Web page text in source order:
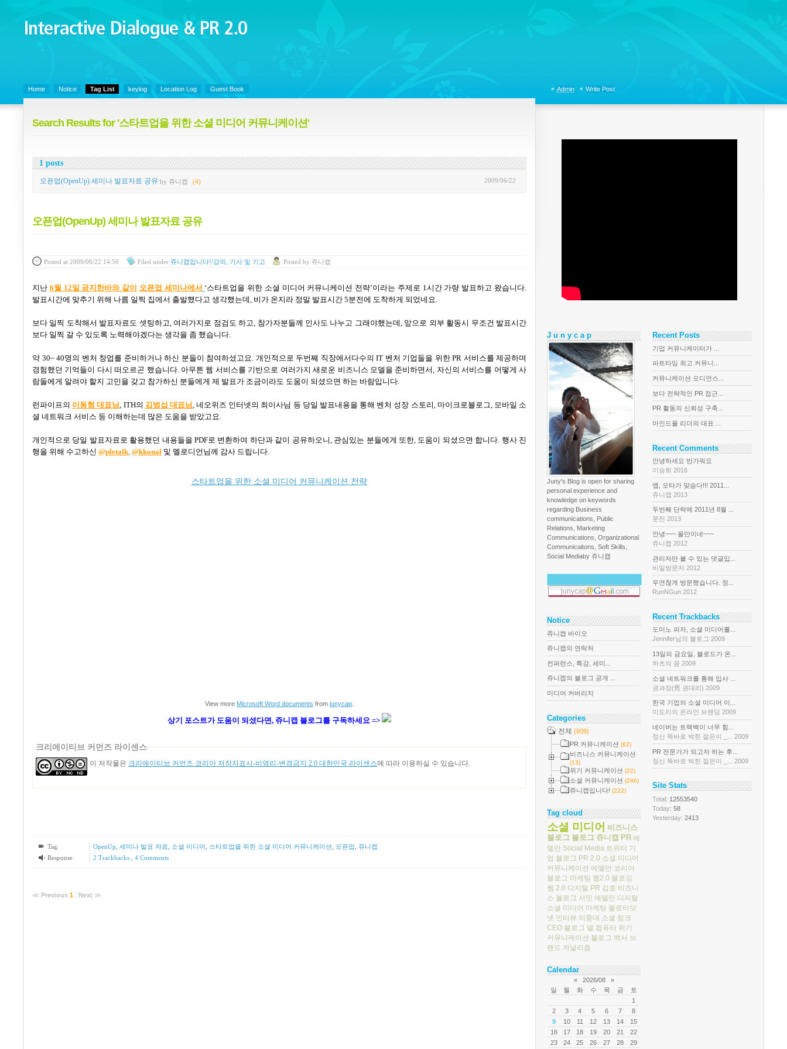
Interactive Dialogue &
PR 2.0
Home Notice Tag List keylog Location Log Guest Book
Search Results for '스타트업을 위한 소셜 미디어 커뮤니케이션'
1 posts
2009/06/22
오픈업(OpenUp) 세미나 발표자료 공유 by 쥬니캡 (4)
오픈업(OpenUp) 세미나 발표자료 공유
Posted at 2009/06/22 14:56 Filed under 쥬니캡입니다!/강의, 기사 및 기고 Posted by 쥬니캡
지난 6월 12일 공지 한바와 같이 오픈업 세미나에서 ‘스타트업을 위한 소셜 미디어 커뮤니케이션 전략’이라는 주제로 1시간 가량 발표하고 왔습니다.
발표시간에 맞추기 위해 나름 일찍 집에서 출발했다고 생각했는데, 비가 온지라 정말 발표시간 5분전에 도착하게 되었네요.
보다 일찍 도착해서 발표자료도 셋팅하고, 여러가지로 점검도 하고, 참가자분들께 인사도 나누고 그래야했는데, 앞으로 외부 활동시 무조건 발표시간
보다 일찍 갈 수 있도록 노력해야겠다는 생각을 좀 했습니다.
약 30~ 40명의 벤처 창업를 준비하거나 하신 분들이 참여하셨고요. 개인적으로 두번째 직장에서다수의 IT 벤처 기업들을 위한PR 서비스를 제공하며
경험했던 기억들이 다시 떠오르곤 했습니다. 아무튼 웹 서비스를 기반으로 여러가지 새로운 비즈니스 모델을 준비하면서, 자신의 서비스를 어떻게 사
람들에게 알려야 할지 고민을 갖고 참가하신 분들에게 제 발표가 조금이라도 도움이 되셨으면 하는 바람입니다.
런파이프의 이동형 대표님, ITH의 김범섭 대표님 , 네오위즈 인터넷의 최이사님 등 당일 발표내용을 통해 벤처 성장 스토리, 마이크로블로그, 모바일 소
셜 네트워크 서비스 등 이해하는데 많은 도움을 받았고요.
개인적으로 당일 발표자료로 활용했던 내용들을 PDF로 변환하여 하단과 같이 공유하오니, 관심있는 분들에게 또한, 도움이 되셨으면 합니다. 행사 진
행을 위해 수고하신 @pletalk, @kkonal 및 멜로디언님께 감사 드립니다.
스타트업을 위한 소셜 미디어 커뮤니케이션 전략
View more Microsoft Word documents from junycap
상기 포스트가 도움이 되셨다면, 쥬니캡 블로그를 구독하세요 =>
크리에이티브 커먼즈 라이센스
이 저작물은 크리에이티브 커먼즈 코리아 저작자표시-비영리-변경금지 2.0 대한민국 라이센스에 따라 이용하실 수 있습니다.
Tag OpenUp 세미나 발표 자료 소셜 미디어 스타트업을 위한 소셜 미디어 커뮤니케이션 오픈업 쥬니캡
Response
2 Trackbacks 4Comments
≪ Previous 1 : Next ≫
Admin Write Post
J u n y c a p
Juny's Blog is open for sharing
personal experience and
knowledge on keywords
regarding Business
communications, Public
Relations, Marketing
Communications, Organizational
Communicaitons, Soft Skills,
Social Mediaby 쥬니캡
Notice
쥬니캡 바이오
쥬니캡의 연락처
컨퍼런스, 특강, 세미...
쥬니캡의 블로그 공개 ...
미디어 커버리지
Categories
전체 (609)
PR 커뮤니케이션 (62)
비즈니스 커뮤니케이션
(13)
위기 커뮤니케이션 (22)
소셜 커뮤니케이션 (286)
쥬니캡입니다! (222)
Tag cloud
소셜 미디어 비즈니스
블로그 블로그 쥬니캡 PR 에
델만 Social Media 트위터 기
업 블로그 PR 2.0 소셜 미디어
커뮤니케이션 에델만 코리아
블로그 마케팅 웹2.0 블로깅
웹 2.0 디지털 PR 김호 비즈니
스 블로그 서밋 에델만 디지털
소셜 미디어 마케팅 블로터닷
넷 인터뷰 이중대 소셜 링크
CEO 블로그 델 컴퓨터 위기
커뮤니케이션 블로그 백서 브
랜드 저널리즘
Calendar
« 2026/08
»
일
월 화 수 목 금
토
1
2
3 4 5 6 7
8
9
10 11 12 13 14
15
16
17 18 19 20 21
22
23
24 25 26 27 28 29
Recent Posts
기업 커뮤니케이터가 ...
파트타임 최고 커뮤니...
커뮤니케이션 오디언스...
보다 전략적인 PR 접근...
PR 활동의 신뢰성 구축...
마인드풀 리더의 대표 ...
Recent Comments
안녕하세요 반가워요
이승희 2016
옙, 오타가 맞슴다!!! 2011...
쥬니캡 2013
두번째 단락에 2011년 8월 ...
문진 2013
안녕~~~ 올만이네~~~
쥬니캡 2012
관리자만 볼 수 있는 댓글입...
비밀방문자 2012
우연찮게 방문했습니다. 정...
RunNGun 2012
Recent Trackbacks
도미노 피자, 소셜 미디어를...
Jennifer님의 블로그 2009
13일의 금요일, 블로드가 온...
하츠의 꿈 2009
소셜 네트워크를 통해 입사 ...
권과장(舊 권대리) 2009
한국 기업의 소셜 미디어 이...
미도리의 온라인 브랜딩 2009
네이버는 트랙백이 너무 힘...
정신 똑바로 박힌 젊은이 _... 2009
PR 전문가가 되고자 하는 후...
정신 똑바로 박힌 젊은이 _... 2009
Site Stats
Total: 12553540
Today: 58
Yesterday: 2413